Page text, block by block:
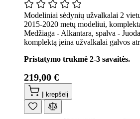
Modeliniai sėdynių užvalkalai 2
2015-2020 metų modeliui,
Medžiaga - Alkantara, spalva -
komplektą įeina užvalkalai galvos
Pristatymo trukmė 2-3 savaitės.
219,00 €
Į krepšelį